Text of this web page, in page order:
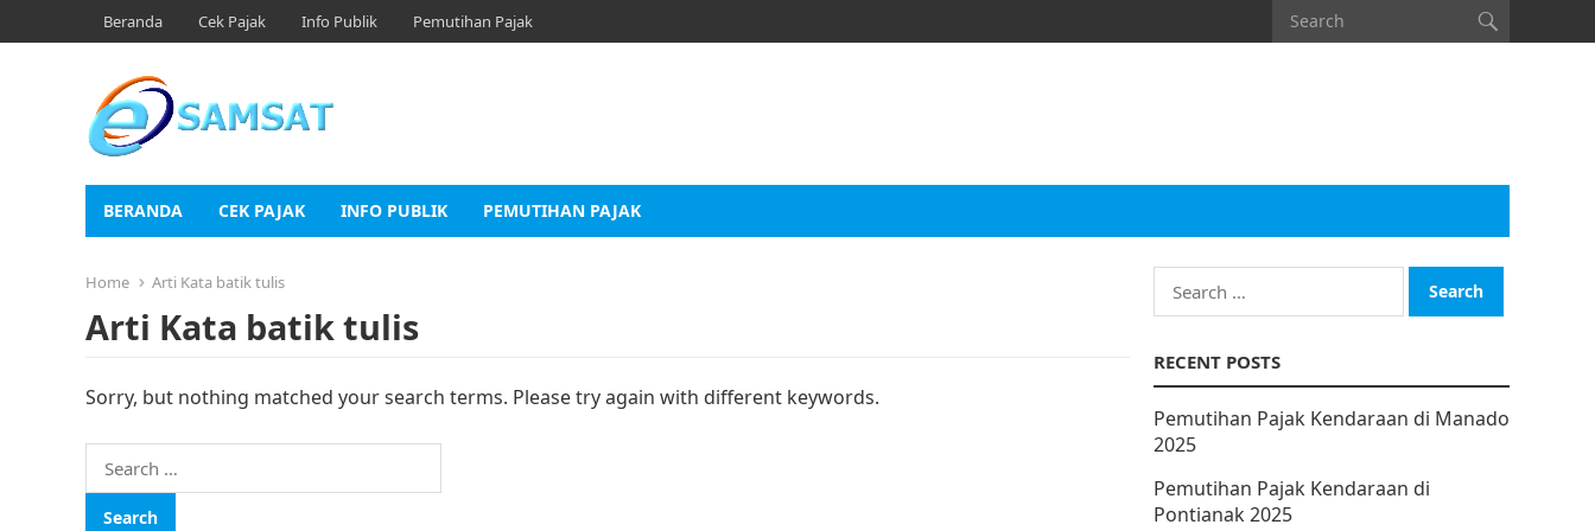
Beranda Cek Pajak Info Publik Pemutihan Pajak
BERANDA CEK PAJAK INFO PUBLIK PEMUTIHAN PAJAK
Home Arti Kata batik tulis
Arti Kata batik tulis
Sorry, but nothing matched your search terms. Please try again with different keywords.
Search
for:
Search
for:
RECENT POSTS
Pemutihan Pajak Kendaraan di Manado
2025
Pemutihan Pajak Kendaraan di
Pontianak 2025